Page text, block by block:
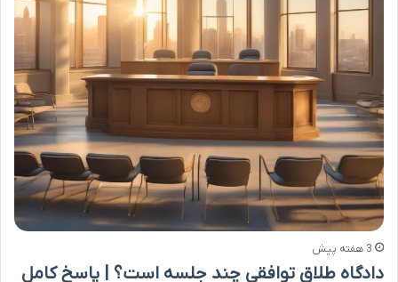
3 هفته پیش
دادگاه طلاق توافقی چند جلسه است؟ | پاسخ کامل